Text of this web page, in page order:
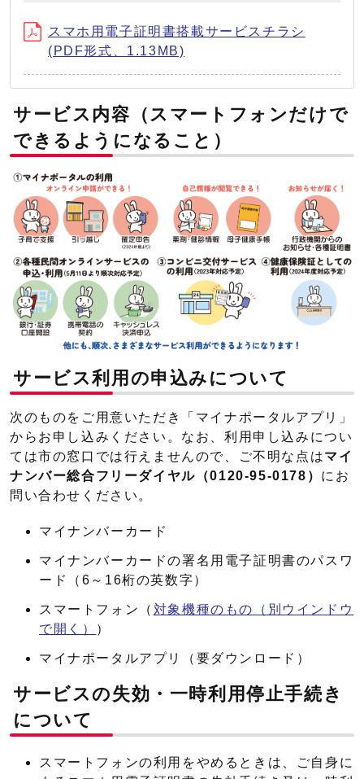
スマホ用電子証明書搭載サービスチラシ
(PDF形式、1.13MB)
サービス内容（スマートフォンだけで
できるようになること）
サービス利用の申込みについて
次のものをご用意いただき「マイナポータルアプリ」
からお申し込みください。なお、利用申し込みについ
ては市の窓口では行えませんので、ご不明な点はマイ
ナンバー総合フリーダイヤル（0120-95-0178） にお
問い合わせください。
マイナンバーカード
マイナンバーカードの署名用電子証明書のパスワ
ード（6～16桁の英数字）
スマートフォン（ 対象機種のもの
（別ウインドウ
で開く） ）
マイナポータルアプリ（要ダウンロード）
サービスの失効・一時利用停止手続き
について
スマートフォンの利用をやめるときは、ご自身に